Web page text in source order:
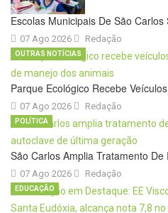
Escolas Municipais De São
07 Ago 2026 Redação
Parque Ecológico Recebe
07 Ago 2026
OUTRAS NOTÍCIAS
Redação
São Carlos Amplia Tratamento
07 Ago 2026
POLÍTICA
Redação
EDUCAÇÃO